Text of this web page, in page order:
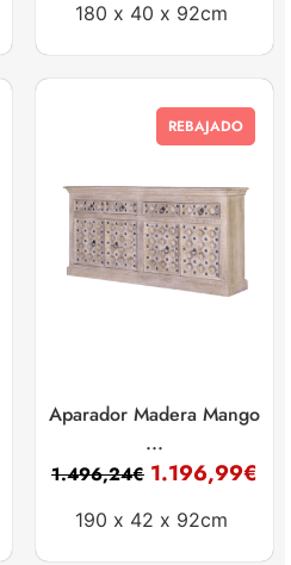
180 x 40 x 92cm
REBAJADO
Aparador Madera Mango
...
1.496,24€ 1.196,99€
190 x 42 x 92cm